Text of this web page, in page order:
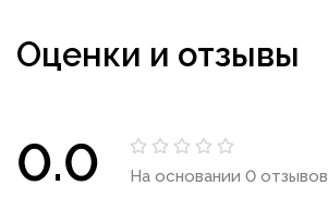
Оценки и отзывы
0.0 На основании 0 отзывов